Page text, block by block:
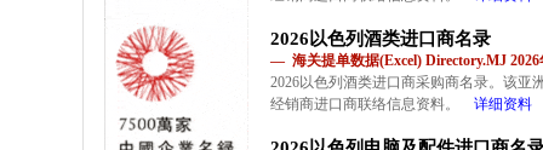
2026以色列酒类进口商名录
— 海关提单数据(Excel) Directory.MJ 2026
2026以色列酒类进口商采购商名录。该亚
经销商进口商联络信息资料。
详细资料